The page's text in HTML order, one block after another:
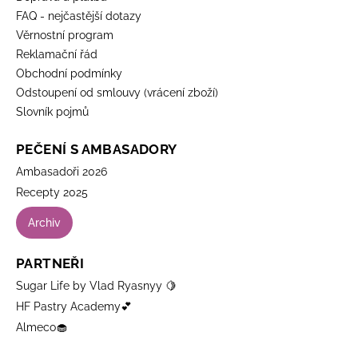
FAQ - nejčastější dotazy
Věrnostní program
Reklamační řád
Obchodní podmínky
Odstoupení od smlouvy (vrácení zboží)
Slovník pojmů
PEČENÍ S AMBASADORY
Ambasadoři 2026
Recepty 2025
Archiv
PARTNEŘI
Sugar Life by Vlad Ryasnyy 🍋
HF Pastry Academy💕
Almeco🧁